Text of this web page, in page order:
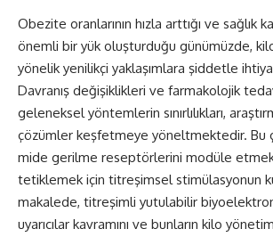
Obezite oranlarının hızla arttığı ve sağlık
önemli bir yük oluşturduğu günümüzde,
yönelik yenilikçi yaklaşımlara şiddetle
Davranış değişiklikleri ve farmakolojik
geleneksel yöntemlerin sınırlılıkları,
çözümler keşfetmeye yöneltmektedir. Bu
mide gerilme reseptörlerini modüle
tetiklemek için titreşimsel stimülasyonun
makalede, titreşimli yutulabilir
uyarıcılar kavramını ve bunların kilo